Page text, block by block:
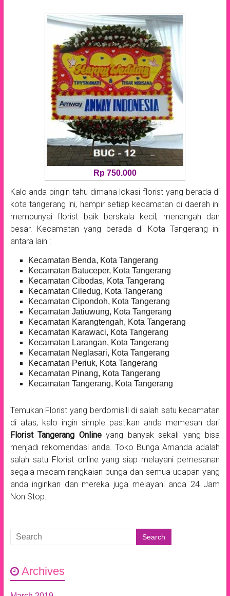
Rp 750.000
Kalo anda pingin tahu dimana lokasi florist yang berada di
kota tangerang ini, hampir setiap kecamatan di daerah ini
mempunyai florist baik berskala kecil, menengah dan
besar. Kecamatan yang berada di Kota Tangerang ini
antara lain :
Kecamatan Benda, Kota Tangerang
Kecamatan Batuceper, Kota Tangerang
Kecamatan Cibodas, Kota Tangerang
Kecamatan Ciledug, Kota Tangerang
Kecamatan Cipondoh, Kota Tangerang
Kecamatan Jatiuwung, Kota Tangerang
Kecamatan Karangtengah, Kota Tangerang
Kecamatan Karawaci, Kota Tangerang
Kecamatan Larangan, Kota Tangerang
Kecamatan Neglasari, Kota Tangerang
Kecamatan Periuk, Kota Tangerang
Kecamatan Pinang, Kota Tangerang
Kecamatan Tangerang, Kota Tangerang
Temukan Florist yang berdomisili di salah satu kecamatan
di atas, kalo ingin simple pastikan anda memesan dari
Florist Tangerang Onlineyang banyak sekali yang bisa
menjadi rekomendasi anda. Toko Bunga Amanda adalah
salah satu Florist online yang siap melayani pemesanan
segala macam rangkaian bunga dan semua ucapan yang
anda inginkan dan mereka juga melayani anda 24 Jam
Non Stop.
Archives